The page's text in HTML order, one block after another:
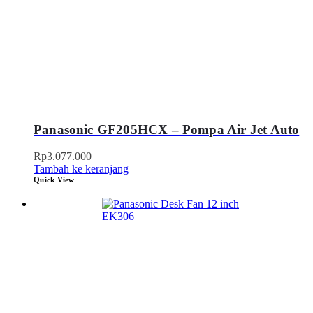
Panasonic GF205HCX – Pompa Air Jet Auto
Rp3.077.000
Tambah ke keranjang
Quick View